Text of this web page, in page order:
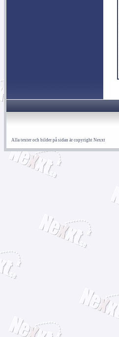
Alla texter och bilder på sidan är copyright Nexxt